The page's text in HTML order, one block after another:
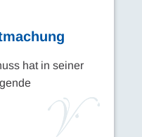
hat in seiner